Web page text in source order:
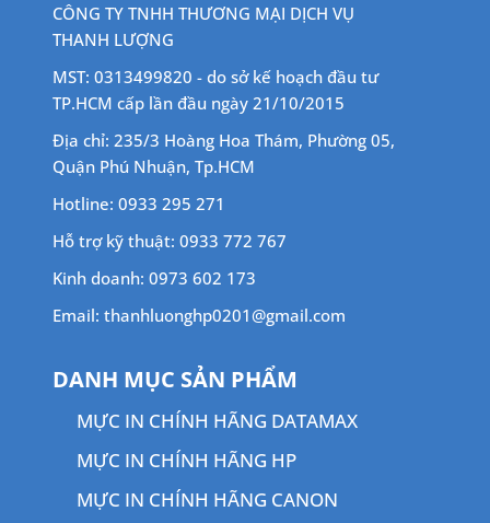
CÔNG TY TNHH THƯƠNG MẠI DỊCH VỤ
THANH LƯỢNG
MST: 0313499820 - do sở kế hoạch đầu tư
TP.HCM cấp lần đầu ngày 21/10/2015
Địa chỉ: 235/3 Hoàng Hoa Thám, Phường 05,
Quận Phú Nhuận, Tp.HCM
Hotline: 0933 295 271
Hỗ trợ kỹ thuật: 0933 772 767
Kinh doanh: 0973 602 173
Email: thanhluonghp0201@gmail.com
DANH MỤC SẢN PHẨM
MỰC IN CHÍNH HÃNG DATAMAX
MỰC IN CHÍNH HÃNG HP
MỰC IN CHÍNH HÃNG CANON